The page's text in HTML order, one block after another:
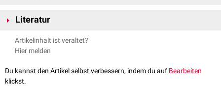
Verlauf
3., 4., 5. und 6. Halswirbelsund wird dabei weitgehend vom
flexor colli lateralis
Processus costalis des 3. Halswirbels an. Die restlichen Muskelzüge
inserieren sehnig an der Crista ventralis des
flexor colli medialis für ein
Literatur
Nickel, Richard, August Schummer, Eugen Seiferle. Band V: Geflügel.
Parey, 2004.
Artikelinhalt ist veraltet?
Hier melden
Du kannst den Artikel selbst verbessern, indem du auf Bearbeiten
klickst.